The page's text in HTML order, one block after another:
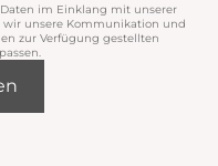
im Einklang mit unserer
wir unsere Kommunikation und
zur Verfügung gestellten